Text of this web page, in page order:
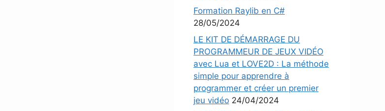
Formation Raylib en C#
28/05/2024
LE KIT DE DÉMARRAGE DU
PROGRAMMEUR DE JEUX VIDÉO
avec Lua et LOVE2D : La méthode
simple pour apprendre à
programmer et créer un premier
jeu vidéo 24/04/2024